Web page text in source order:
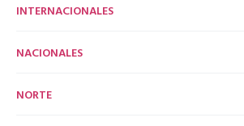
INTERNACIONALES
NACIONALES
NORTE